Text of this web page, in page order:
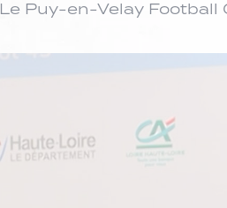
Le Puy-en-Velay Football